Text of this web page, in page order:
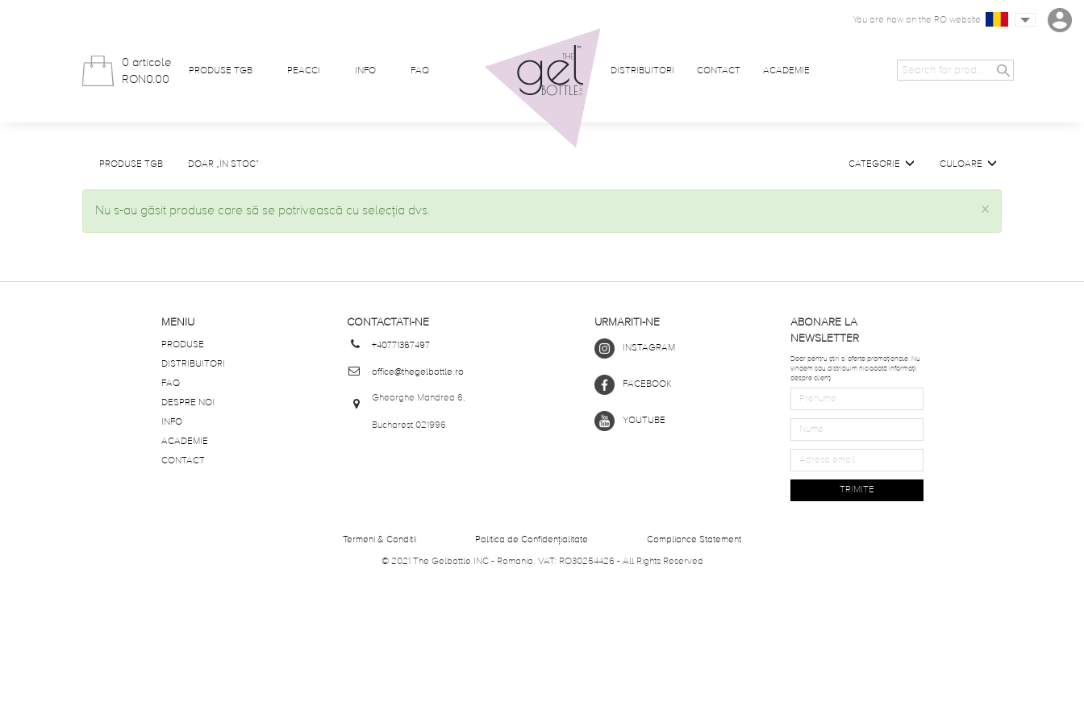
0 articole
RON0.00
PRODUSE TGB PEACCI INFO FAQ DISTRIBUITORI CONTACT ACADEMIE
You are now on the RO website
PRODUSE TGB DOAR „ÎN STOC” CATEGORIE CULOARE
×
Nu s-au găsit produse care să se potrivească cu selecția dvs.
MENIU
PRODUSE
DISTRIBUITORI
FAQ
DESPRE NOI
INFO
ACADEMIE
CONTACT
CONTACTATI-NE
+40771367497
office@thegelbottle.ro
Gheorghe Mandrea 6,
Bucharest 021996
URMARITI-NE
INSTAGRAM
FACEBOOK
YOUTUBE
ABONARE LA
NEWSLETTER
Doar pentru știri si oferte promoționale. Nu
vindem sau distribuim niciodată informații
despre clienți.
TRIMITE
Termeni & Conditii Politica de Confidențialitate Compliance Statement
© 2021 The Gelbottle INC - Romania. VAT: RO30254426 - All Rights Reserved